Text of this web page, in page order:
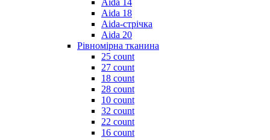
Aida 18
Aida-стрічка
Aida 20
Рівномірна тканина
25 count
27 count
18 count
28 count
10 count
32 count
22 count
16 count